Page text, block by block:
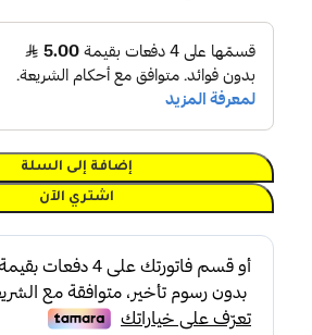
إضافة إلى السلة
اشتري الآن